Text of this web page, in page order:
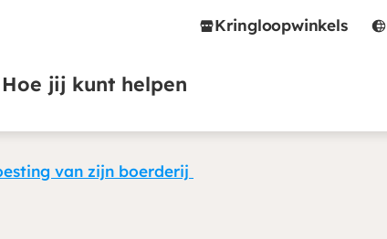
Kringloopwinkels
Hoe jij kunt helpen
van zijn boerderij